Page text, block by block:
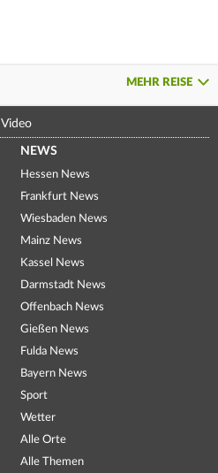
MEHR REISE
Video
NEWS
Hessen News
Frankfurt News
Wiesbaden News
Mainz News
Kassel News
Darmstadt News
Offenbach News
Gießen News
Fulda News
Bayern News
Sport
Wetter
Alle Orte
Alle Themen